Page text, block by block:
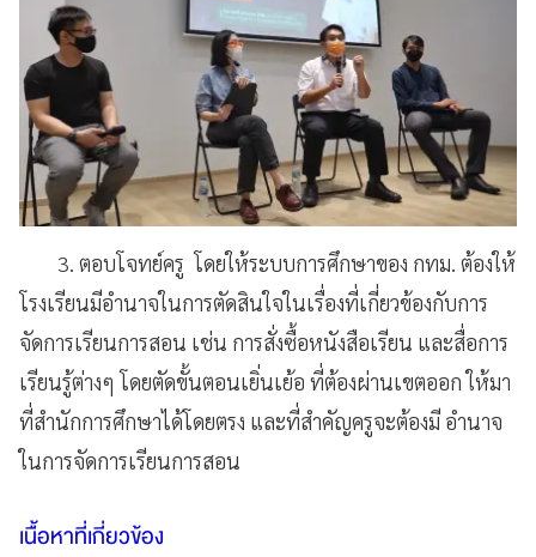
3. ตอบโจทย์ครู โดยให้ระบบการศึกษาของ กทม. ต้องให้
โรงเรียนมีอำนาจในการตัดสินใจในเรื่องที่เกี่ยวข้องกับการ
จัดการเรียนการสอน เช่น การสั่งซื้อหนังสือเรียน และสื่อการ
เรียนรู้ต่างๆ โดยตัดขั้นตอนเยิ่นเย้อ ที่ต้องผ่านเขตออก ให้มา
ที่สำนักการศึกษาได้โดยตรง และที่สำคัญครูจะต้องมี อำนาจ
ในการจัดการเรียนการสอน
เนื้อหาที่เกี่ยวข้อง